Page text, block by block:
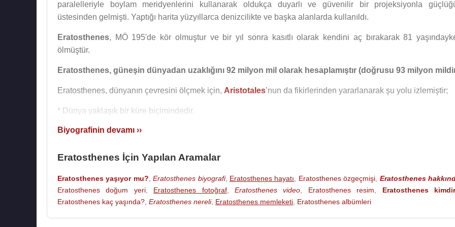
paralelleriyle boylam meridyenlerini kullanarak oldukça duyarlı ve güvenilir bir projeksiyonla
üstesinden gelmişti. Yaptığı harita yüzyıllarca denizcilikte ve başka alanlarda kullanıldı.
Eratosthenes, MÖ 195'de kör olmuştur ve bir yıl sonra kasıtlı olarak kendini aç bırakarak 81
ölmüştür.
Eratosthenes, güneşin dünyadan uzaklığını 92 milyon mil olarak hesaplamıştır (doğrusu 93 milyon
Eratosthenes, dünyanın çevresini ölçmek için, Aristotales’nun da fikirlerinden yararlanarak şu yolu izlemiştir;
* Dünya yaklaşık bir küre biçimindedir.
Mısır’daki Aswan şehrinde, yılın belirli bir gününde tam öğle vakti güneş ışınları yere dik gelmektedir.
İşte bu farklılıktan yararlanan Eratosthenes, dünyanın çevresini şu şekilde hesapladı;
1-Biri Aswan’da diğeri İskenderiye’de iki çubuk (gnomon çubuğu)yere dik konumda batırıldı. Bu çubuklar,
olarak uzatıldığında dünyanın merkezinde kesişeceklerdir. Bunların belirttiği açının ölçüsü, derece türünden
Biyografinin devamı ››
Eratosthenes İçin Yapılan Aramalar
Eratosthenes yaşıyor mu? ,Eratosthenes biyografi, Eratosthenes hayatı Eratosthenes özgeçmişi Eratosthenes
Eratosthenes doğum yeri, Eratosthenes fotoğraf,Eratosthenes video Eratosthenes resim Eratosthenes
Eratosthenes kaç yaşında? Eratosthenes nereli, Eratosthenes memleketi Eratosthenes albümleri